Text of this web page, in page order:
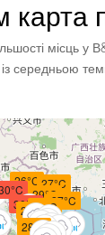
карта
місць у
середньою
29°C
28°C
27°C
29°C
30°C
29°C
26°C 27°C